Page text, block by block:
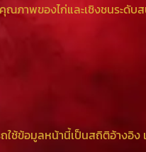
ณภาพของไก่และเชิงชนระดับ
ช้ข้อมูลหน้านี้เป็นสถิติอ้างอิง